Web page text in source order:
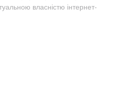
власністю інтернет-